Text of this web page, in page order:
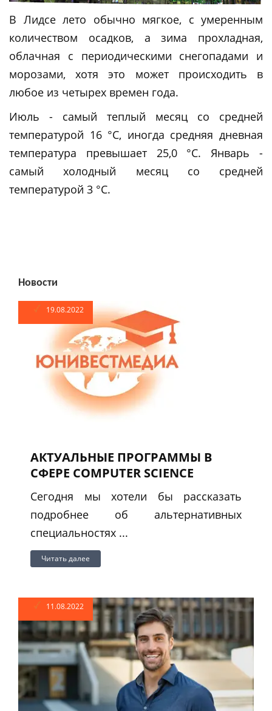
В Лидсе лето обычно мягкое, с умеренным
количеством осадков, а зима прохладная,
облачная с периодическими снегопадами и
морозами, хотя это может происходить в
любое из четырех времен года.
Июль - самый теплый месяц со средней
температурой 16 °C, иногда средняя дневная
температура превышает 25,0 °C. Январь -
самый холодный месяц со средней
температурой 3 °C.
Новости
19.08.2022
АКТУАЛЬНЫЕ ПРОГРАММЫ В
СФЕРЕ COMPUTER SCIENCE
Сегодня мы хотели бы рассказать
подробнее об альтернативных
специальностях ...
Читать далее
11.08.2022